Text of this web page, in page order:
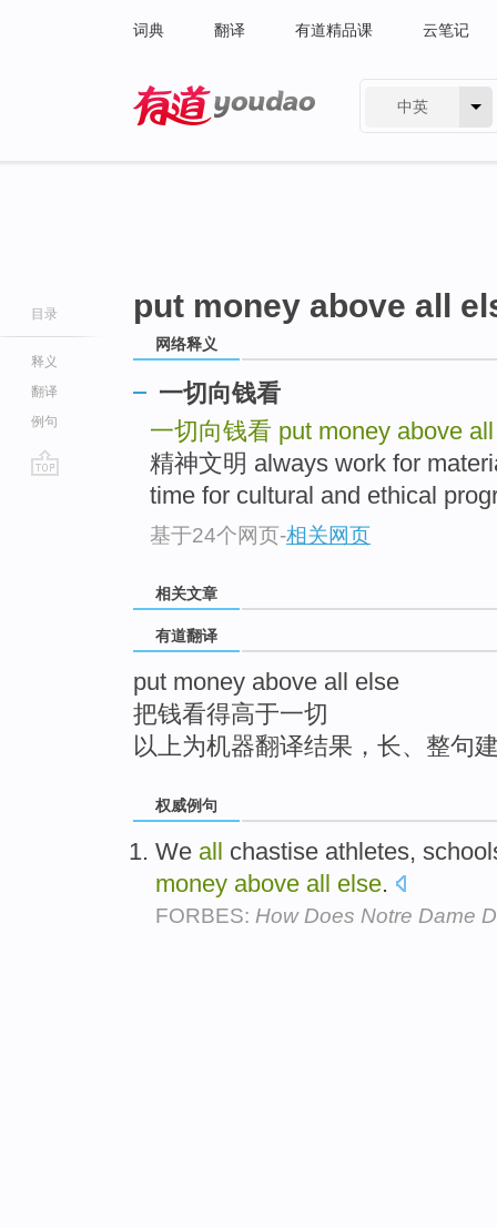
词典 翻译 有道精品课 云笔记
中英
目录
释义
翻译
例句
put money above all
网络释义
一切向钱看
一切向钱看 put money above
精神文明 always work for
time for cultural and ethical
基于24个网页-相关网页
相关文章
有道翻译
put money above all else
把钱看得高于一切
以上为机器翻译结果，长、整句
权威例句
We all chastise athletes,
money above all else.
FORBES: How Does Notre Dame